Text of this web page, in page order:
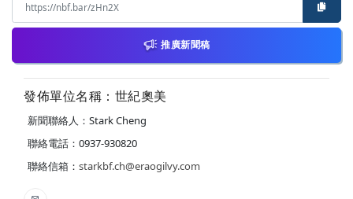
推廣新聞稿
發佈單位名稱：世紀奧美
新聞聯絡人：Stark Cheng
聯絡電話：0937-930820
聯絡信箱： starkbf.ch@eraogilvy.com